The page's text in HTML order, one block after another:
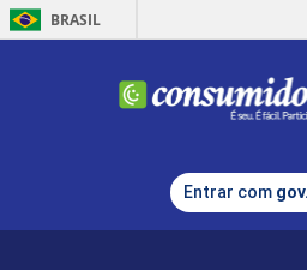
BRASIL
Entrar com